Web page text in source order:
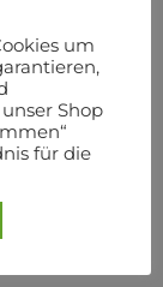
um
Shop
für die